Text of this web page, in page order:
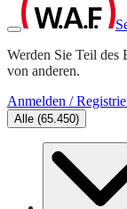
Werden Sie Teil des
von anderen.
Anmelden /
Alle (65.450)